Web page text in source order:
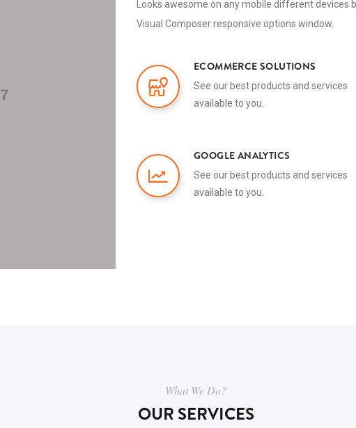
Looks awesome on any mobile different devices
Visual Composer responsive options window.
ECOMMERCE SOLUTIONS
See our best products and services
available to you.
GOOGLE ANALYTICS
See our best products and services
available to you.
What We Do?
OUR SERVICES